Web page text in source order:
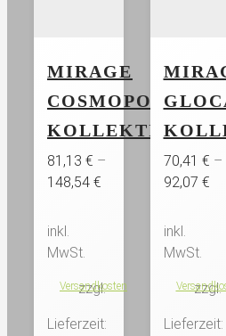
MIRAGE
COSMOPOLITAN
KOLLEKTION
81,13 € –
148,54 €
inkl.
MwSt.
zzgl.
Versandkosten
Lieferzeit:
70,41 € –
92,07 €
inkl.
MwSt.
zzgl.
Lieferzeit: